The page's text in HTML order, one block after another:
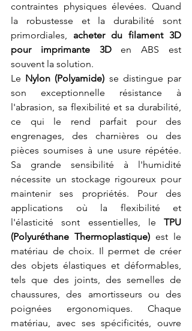
contraintes physiques élevées. Quand
la robustesse et la durabilité sont
primordiales, acheter du filament 3D
pour imprimante 3D en ABS est
souvent la solution.
Le Nylon (Polyamide) se distingue par
son exceptionnelle résistance à
l'abrasion, sa flexibilité et sa durabilité,
ce qui le rend parfait pour des
engrenages, des charnières ou des
pièces soumises à une usure répétée.
Sa grande sensibilité à l'humidité
nécessite un stockage rigoureux pour
maintenir ses propriétés. Pour des
applications où la flexibilité et
l'élasticité sont essentielles, le TPU
(Polyuréthane Thermoplastique) est le
matériau de choix. Il permet de créer
des objets élastiques et déformables,
tels que des joints, des semelles de
chaussures, des amortisseurs ou des
poignées ergonomiques. Chaque
matériau, avec ses spécificités, ouvre